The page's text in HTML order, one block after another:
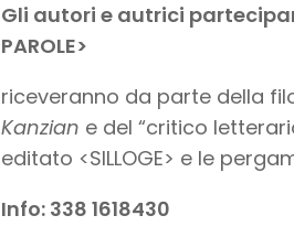
Gli autori e autrici
PAROLE>
riceveranno da parte della
Kanzian e del “critico
editato <SILLOGE> e le
Info: 338 1618430